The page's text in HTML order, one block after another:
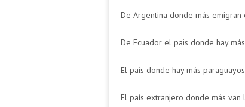
De Argentina donde más
De Ecuador el pais donde hay
El país donde hay más
El país extranjero donde más van